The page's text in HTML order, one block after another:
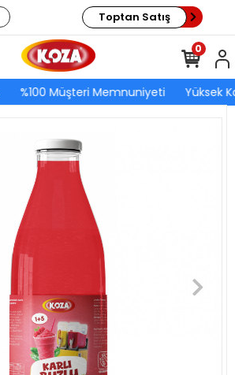
%100 Müşteri Memnuniyeti Yüksek
Toptan Satış
0